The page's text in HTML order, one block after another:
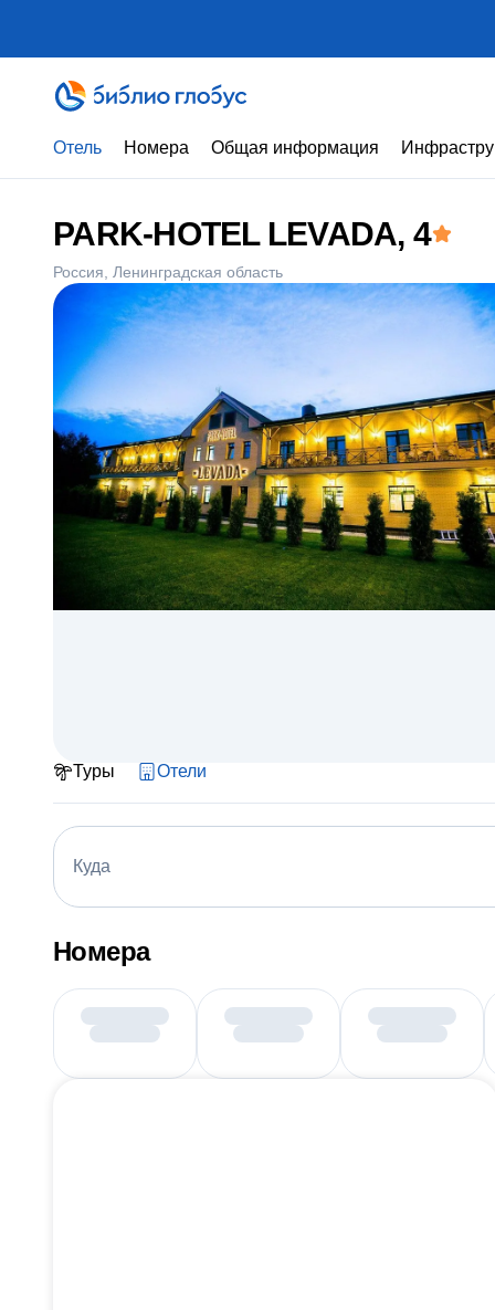
Отель Номера Общая информация
PARK-HOTEL LEVADA, 4
Россия Ленинградская область
Туры Отели
Куда
Номера